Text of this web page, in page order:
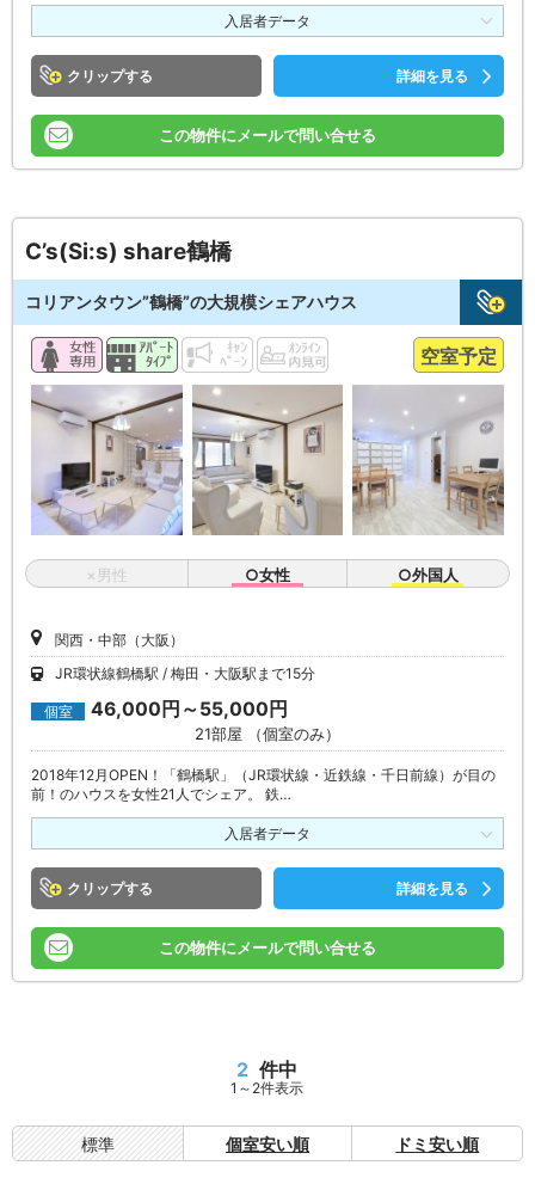
入居者データ
クリップ 詳細を見る
この物件にメールで問い合せる
C’s(Si:s) share鶴橋
コリアンタウン”鶴橋”の大規模シェアハウス
空室予定
×男性 ○女性 ○外国人
関西・中部（大阪）
JR環状線鶴橋駅
梅田・大阪駅まで15分
個室 46,000円～55,000円
21部屋 （個室のみ）
2018年12月OPEN！「鶴橋駅」（JR環状線・近鉄線・千日前線）が目の
前！のハウスを女性21人でシェア。 鉄…
入居者データ
クリップ 詳細を見る
この物件にメールで問い合せる
2 件中
1～2件表示
標準 個室安い順 ドミ安い順